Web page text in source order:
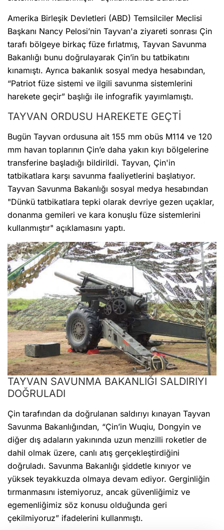
Amerika Birleşik Devletleri (ABD) Temsilciler Meclisi
Başkanı Nancy Pelosi’nin Tayvan'a ziyareti sonrası Çin
tarafı bölgeye birkaç füze fırlatmış, Tayvan Savunma
Bakanlığı bunu doğrulayarak Çin’in bu tatbikatını
kınamıştı. Ayrıca bakanlık sosyal medya hesabından,
“Patriot füze sistemi ve ilgili savunma sistemlerini
harekete geçir” başlığı ile infografik yayımlamıştı.
TAYVAN ORDUSU HAREKETE GEÇTİ
Bugün Tayvan ordusuna ait 155 mm obüs M114 ve 120
mm havan toplarının Çin’e daha yakın kıyı bölgelerine
transferine başladığı bildirildi. Tayvan, Çin'in
tatbikatlara karşı savunma faaliyetlerini başlatıyor.
Tayvan Savunma Bakanlığı sosyal medya hesabından
"Dünkü tatbikatlara tepki olarak devriye gezen uçaklar,
donanma gemileri ve kara konuşlu füze sistemlerini
kullanmıştır" açıklamasını yaptı.
TAYVAN SAVUNMA BAKANLIĞI SALDIRIYI
DOĞRULADI
Çin tarafından da doğrulanan saldırıyı kınayan Tayvan
Savunma Bakanlığından, “Çin’in Wuqiu, Dongyin ve
diğer dış adaların yakınında uzun menzilli roketler de
dahil olmak üzere, canlı atış gerçekleştirdiğini
doğruladı. Savunma Bakanlığı şiddetle kınıyor ve
yüksek teyakkuzda olmaya devam ediyor. Gerginliğin
tırmanmasını istemiyoruz, ancak güvenliğimiz ve
egemenliğimiz söz konusu olduğunda geri
çekilmiyoruz” ifadelerini kullanmıştı.